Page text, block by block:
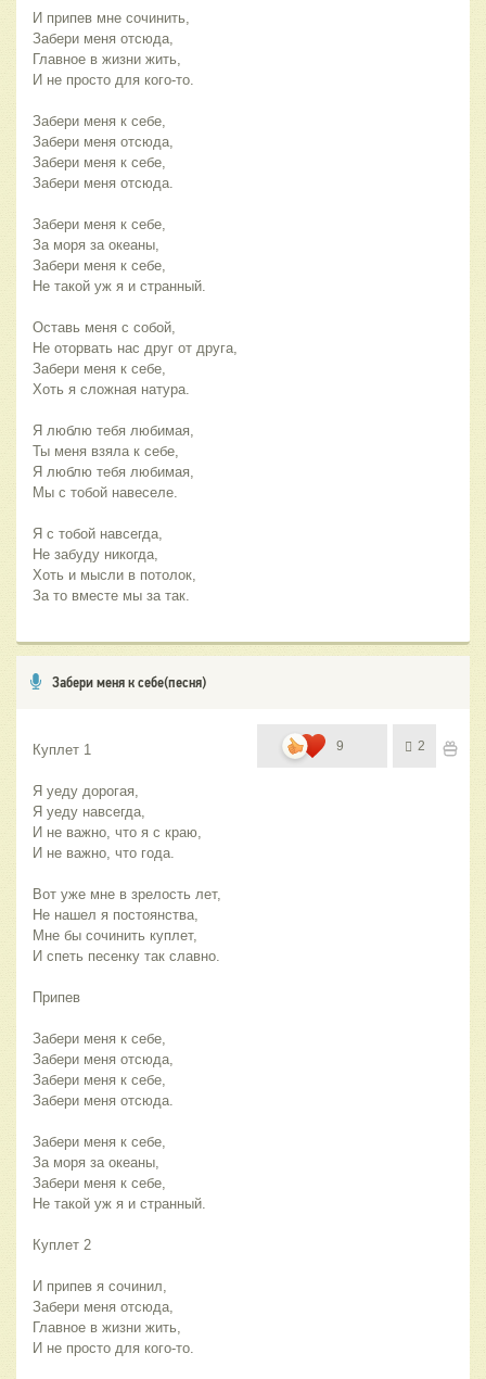
И припев мне сочинить,
Забери меня отсюда,
Главное в жизни жить,
И не просто для кого-то.
Забери меня к себе,
Забери меня отсюда,
Забери меня к себе,
Забери меня отсюда.
Забери меня к себе,
За моря за океаны,
Забери меня к себе,
Не такой уж я и странный.
Оставь меня с собой,
Не оторвать нас друг от друга,
Забери меня к себе,
Хоть я сложная натура.
Я люблю тебя любимая,
Ты меня взяла к себе,
Я люблю тебя любимая,
Мы с тобой навеселе.
Я с тобой навсегда,
Не забуду никогда,
Хоть и мысли в потолок,
За то вместе мы за так.
Забери меня к себе(песня)
Куплет 1
Я уеду дорогая,
Я уеду навсегда,
И не важно, что я с краю,
И не важно, что года.
Вот уже мне в зрелость лет,
Не нашел я постоянства,
Мне бы сочинить куплет,
И спеть песенку так славно.
Припев
Забери меня к себе,
Забери меня отсюда,
Забери меня к себе,
Забери меня отсюда.
Забери меня к себе,
За моря за океаны,
Забери меня к себе,
Не такой уж я и странный.
Куплет 2
И припев я сочинил,
Забери меня отсюда,
Главное в жизни жить,
И не просто для кого-то.
9 2